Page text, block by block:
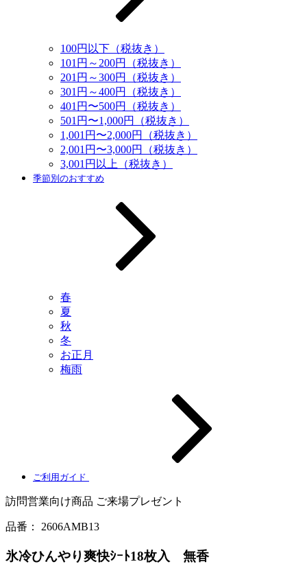
100円以下（税抜き）
101円～200円（税抜き）
201円～300円（税抜き）
301円～400円（税抜き）
401円〜500円（税抜き）
501円〜1,000円（税抜き）
1,001円〜2,000円（税抜き）
2,001円〜3,000円（税抜き）
3,001円以上（税抜き）
季節別のおすすめ
春
夏
秋
冬
お正月
梅雨
ご利用ガイド
訪問営業向け商品 ご来場プレゼント
品番： 2606AMB13
氷冷ひんやり爽快ｼｰﾄ18枚入 無香